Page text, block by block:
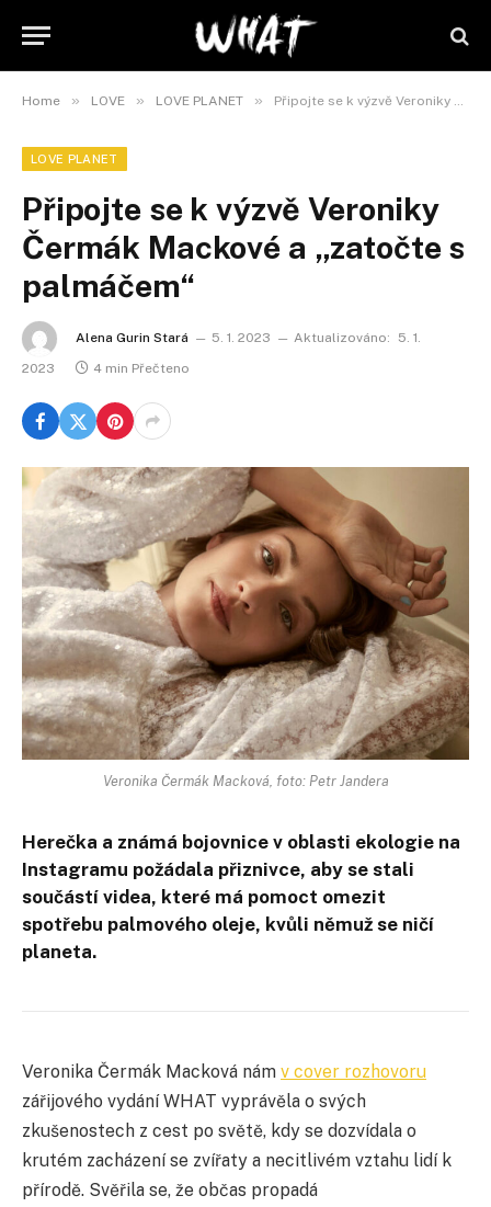
Home » LOVE » LOVE PLANET » Připojte se k výzvě Veroniky Čermák Mackové a „zatočte s palmáčem“
LOVE PLANET
Připojte se k výzvě Veroniky
Čermák Mackové a „zatočte s
palmáčem“
Alena Gurin Stará 5. 1. 2023 Aktualizováno:
5. 1.
2023
4 min Přečteno
Veronika Čermák Macková, foto: Petr Jandera
Herečka a známá bojovnice v oblasti ekologie na
Instagramu požádala přiznivce, aby se stali
součástí videa, které má pomoct omezit
spotřebu palmového oleje, kvůli němuž se ničí
planeta.
Veronika Čermák Macková nám v cover rozhovoru
zářijového vydání WHAT vyprávěla o svých
zkušenostech z cest po světě, kdy se dozvídala o
krutém zacházení se zvířaty a necitlivém vztahu lidí k
přírodě. Svěřila se, že občas propadá